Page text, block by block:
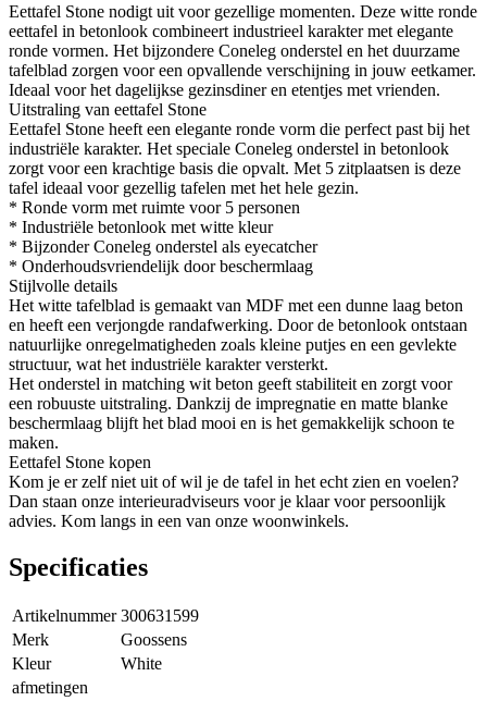
Eettafel Stone nodigt uit voor gezellige momenten. Deze witte ronde
eettafel in betonlook combineert industrieel karakter met elegante
ronde vormen. Het bijzondere Coneleg onderstel en het duurzame
tafelblad zorgen voor een opvallende verschijning in jouw eetkamer.
Ideaal voor het dagelijkse gezinsdiner en etentjes met vrienden.
Uitstraling van eettafel Stone
Eettafel Stone heeft een elegante ronde vorm die perfect past bij het
industriële karakter. Het speciale Coneleg onderstel in betonlook
zorgt voor een krachtige basis die opvalt. Met 5 zitplaatsen is deze
tafel ideaal voor gezellig tafelen met het hele gezin.
* Ronde vorm met ruimte voor 5 personen
* Industriële betonlook met witte kleur
* Bijzonder Coneleg onderstel als eyecatcher
* Onderhoudsvriendelijk door beschermlaag
Stijlvolle details
Het witte tafelblad is gemaakt van MDF met een dunne laag beton
en heeft een verjongde randafwerking. Door de betonlook ontstaan
natuurlijke onregelmatigheden zoals kleine putjes en een gevlekte
structuur, wat het industriële karakter versterkt.
Het onderstel in matching wit beton geeft stabiliteit en zorgt voor
een robuuste uitstraling. Dankzij de impregnatie en matte blanke
beschermlaag blijft het blad mooi en is het gemakkelijk schoon te
maken.
Eettafel Stone kopen
Kom je er zelf niet uit of wil je de tafel in het echt zien en voelen?
Dan staan onze interieuradviseurs voor je klaar voor persoonlijk
advies. Kom langs in een van onze woonwinkels.
Specificaties
Artikelnummer 300631599
Merk
Goossens
Kleur
White
afmetingen